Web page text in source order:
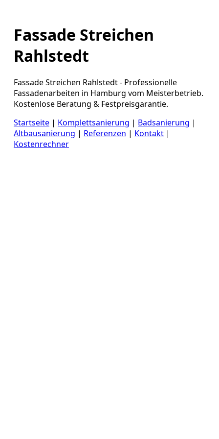
Fassade Streichen
Rahlstedt
Fassade Streichen Rahlstedt - Professionelle
Fassadenarbeiten in Hamburg vom Meisterbetrieb.
Kostenlose Beratung & Festpreisgarantie.
Startseite | Komplettsanierung | Badsanierung |
Altbausanierung | Referenzen | Kontakt |
Kostenrechner